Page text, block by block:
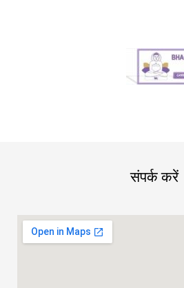
संपर्क करें